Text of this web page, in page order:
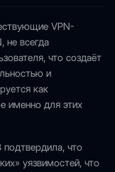
VPN-
не всегда
что создаёт
и
как
именно для этих
подтвердила, что
уязвимостей, что